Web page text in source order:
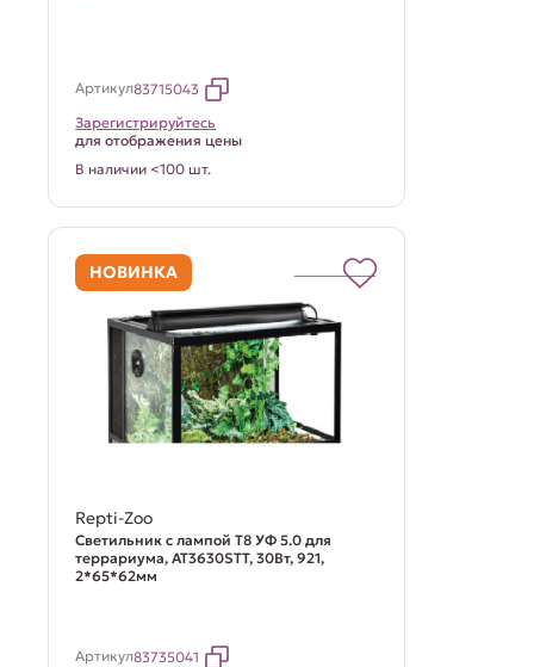
Артикул83715043
Зарегистрируйтесь
для отображения цены
В наличии <100 шт.
НОВИНКА
Repti-Zoo
Светильник с лампой Т8 УФ 5.0 для
террариума, AT3630STT, 30Вт, 921,
2*65*62мм
Артикул83735041